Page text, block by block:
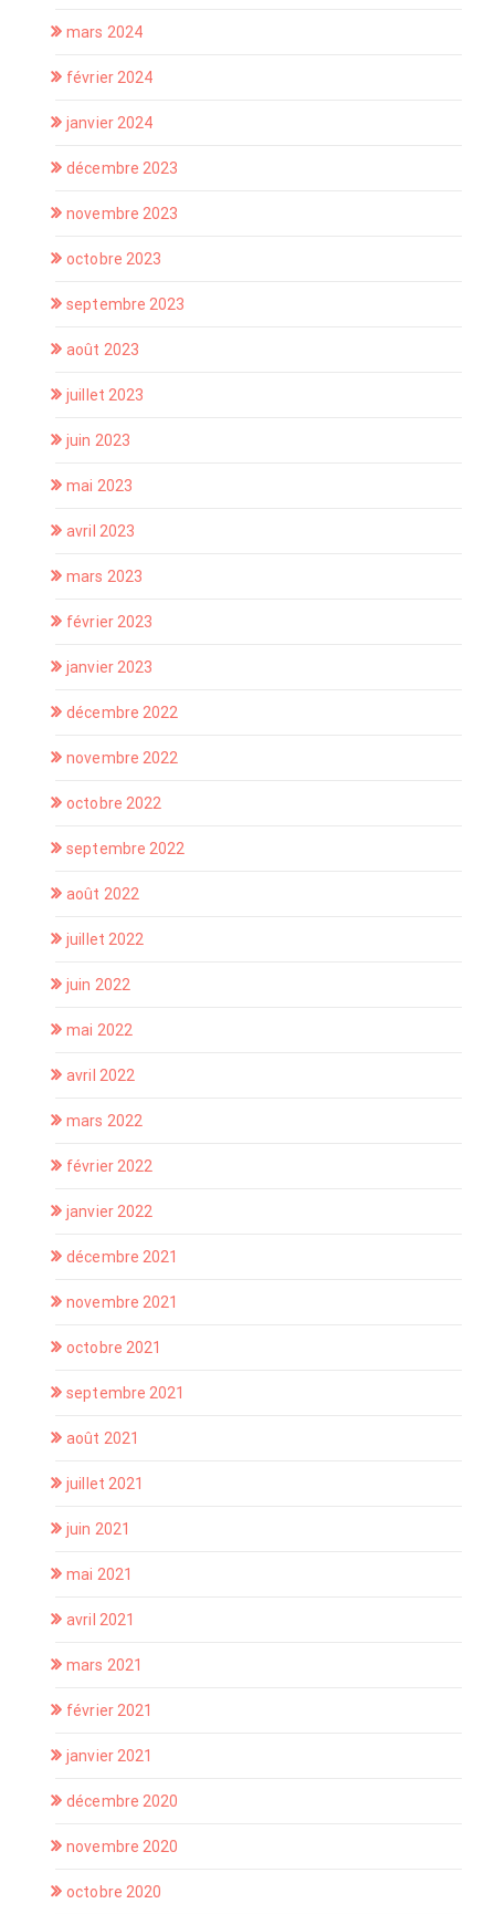
mars 2024
février 2024
janvier 2024
décembre 2023
novembre 2023
octobre 2023
septembre 2023
août 2023
juillet 2023
juin 2023
mai 2023
avril 2023
mars 2023
février 2023
janvier 2023
décembre 2022
novembre 2022
octobre 2022
septembre 2022
août 2022
juillet 2022
juin 2022
mai 2022
avril 2022
mars 2022
février 2022
janvier 2022
décembre 2021
novembre 2021
octobre 2021
septembre 2021
août 2021
juillet 2021
juin 2021
mai 2021
avril 2021
mars 2021
février 2021
janvier 2021
décembre 2020
novembre 2020
octobre 2020